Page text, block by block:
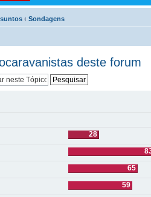
‹ Sondagens
deste forum
28
65
59